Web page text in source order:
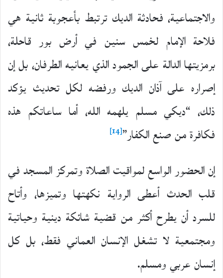
والاجتماعية، فحادثة الديك ترتبط بأعجوبة ثانية هي
فلاحة الإمام لخمس سنين في أرض بور قاحلة،
برمزيتها الدالة على الجمود الذي يعانيه الطرفان، بل إن
إصراره على آذان الديك ورفضه لكل تحديث يؤكد
ذلك، “ديكي مسلم يلهمه الله، أما ساعاتكم هذه
فكافرة من صنع الكفار”[14]
إن الحضور الواسع لمواقيت الصلاة وتمركز المسجد في
قلب الحدث أعطى الرواية نكهتها وتميزها، وأتاح
للسرد أن يطرح أكثر من قضية شائكة دينية وحياتية
ومجتمعية لا تشغل الإنسان العماني فقط، بل كل
إنسان عربي ومسلم.